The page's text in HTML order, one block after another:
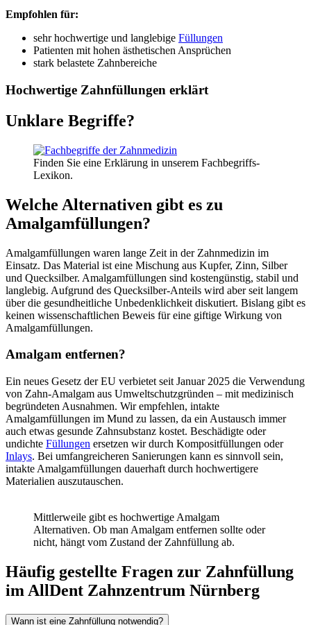
Empfohlen für:
sehr hochwertige und langlebige Füllungen
Patienten mit hohen ästhetischen Ansprüchen
stark belastete Zahnbereiche
Hochwertige Zahnfüllungen erklärt
Unklare Begriffe?
Finden Sie eine Erklärung in unserem Fachbegriffs-
Lexikon.
Welche Alternativen gibt es zu
Amalgamfüllungen?
Amalgamfüllungen waren lange Zeit in der Zahnmedizin im
Einsatz. Das Material ist eine Mischung aus Kupfer, Zinn, Silber
und Quecksilber. Amalgamfüllungen sind kostengünstig, stabil und
langlebig. Aufgrund des Quecksilber-Anteils wird aber seit langem
über die gesundheitliche Unbedenklichkeit diskutiert. Bislang gibt es
keinen wissenschaftlichen Beweis für eine giftige Wirkung von
Amalgamfüllungen.
Amalgam entfernen?
Ein neues Gesetz der EU verbietet seit Januar 2025 die Verwendung
von Zahn-Amalgam aus Umweltschutzgründen – mit medizinisch
begründeten Ausnahmen. Wir empfehlen, intakte
Amalgamfüllungen im Mund zu lassen, da ein Austausch immer
auch etwas gesunde Zahnsubstanz kostet. Beschädigte oder
undichte Füllungen ersetzen wir durch Kompositfüllungen oder
Inlays. Bei umfangreicheren Sanierungen kann es sinnvoll sein,
intakte Amalgamfüllungen dauerhaft durch hochwertigere
Materialien auszutauschen.
Mittlerweile gibt es hochwertige Amalgam
Alternativen. Ob man Amalgam entfernen sollte oder
nicht, hängt vom Zustand der Zahnfüllung ab.
Häufig gestellte Fragen zur Zahnfüllung
im AllDent Zahnzentrum Nürnberg
Wann ist eine Zahnfüllung notwendig?